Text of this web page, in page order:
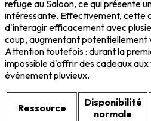
refuge au Saloon, ce qui présente
intéressante. Effectivement, cette
d'interagir efficacement avec
coup, augmentant potentiellement
Attention toutefois : durant la
impossible d'offrir des cadeaux
événement pluvieux.
Ressource
Disponibilité
normale